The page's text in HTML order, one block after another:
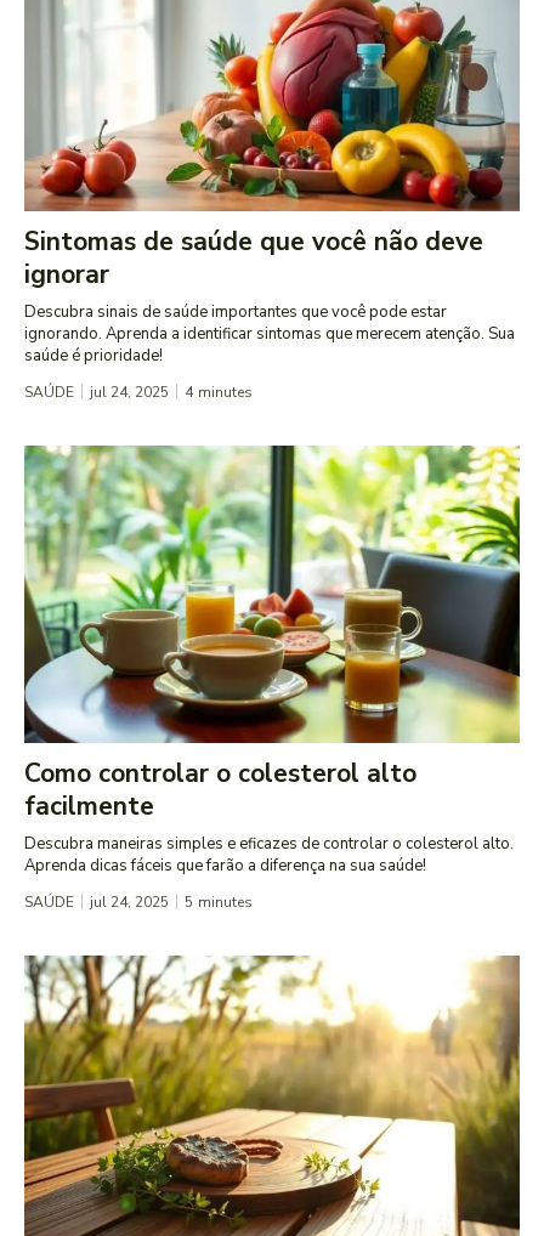
Sintomas de saúde que você não deve
ignorar
Descubra sinais de saúde importantes que você pode estar
ignorando. Aprenda a identificar sintomas que merecem atenção. Sua
saúde é prioridade!
SAÚDE jul 24, 2025 4 minutes
Como controlar o colesterol alto
facilmente
Descubra maneiras simples e eficazes de controlar o colesterol alto.
Aprenda dicas fáceis que farão a diferença na sua saúde!
SAÚDE jul 24, 2025 5 minutes